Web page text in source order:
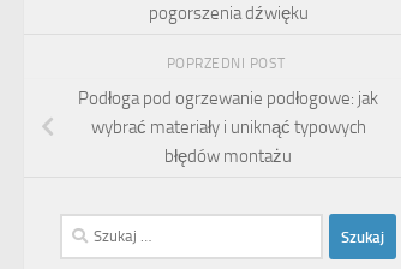
pogorszenia dźwięku
POPRZEDNI POST
Podłoga pod ogrzewanie podłogowe: jak
wybrać materiały i uniknąć typowych
błędów montażu
Szukaj: